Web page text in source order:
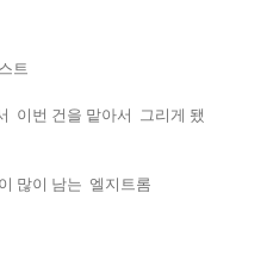
트
이번 건을 맡아서 그리게 됐
많이 남는 엘지트롬